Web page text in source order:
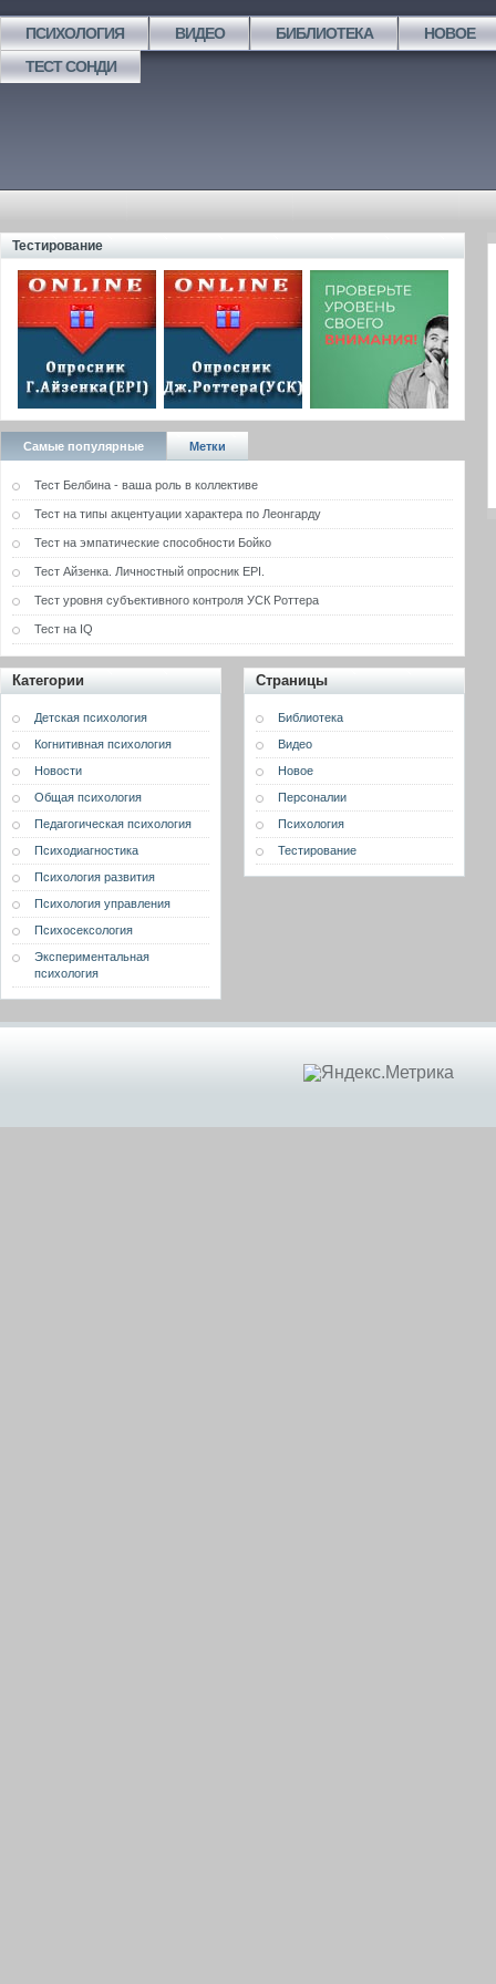
ПСИХОЛОГИЯ ВИДЕО БИБЛИОТЕКА
НОВОЕ
ТЕСТ СОНДИ
Тестирование
Самые популярные Метки
Тест Белбина - ваша роль в коллективе
Тест на типы акцентуации характера по Леонгарду
Тест на эмпатические способности Бойко
Тест Айзенка. Личностный опросник EPI.
Тест уровня субъективного контроля УСК Роттера
Тест на IQ
Категории
Детская психология
Когнитивная психология
Новости
Общая психология
Педагогическая психология
Психодиагностика
Психология развития
Психология управления
Психосексология
Экспериментальная
психология
Страницы
Библиотека
Видео
Новое
Персоналии
Психология
Тестирование